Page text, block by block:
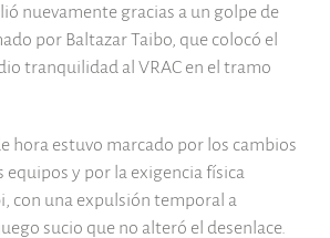
nuevamente gracias a un golpe de
por Baltazar Taibo, que colocó el
tranquilidad al VRAC en el tramo
hora estuvo marcado por los cambios
equipos y por la exigencia física
con una expulsión temporal a
sucio que no alteró el desenlace.